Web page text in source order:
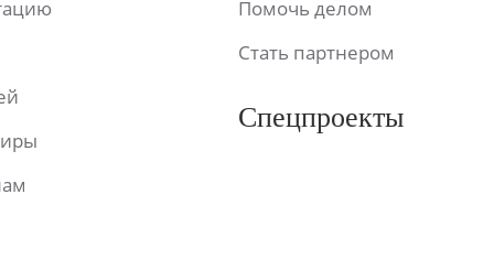
Помочь делом
Стать партнером
Спецпроекты